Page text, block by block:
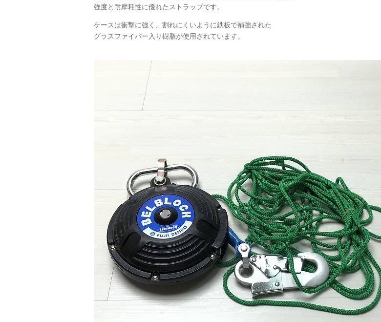
強度と耐摩耗性に優れたストラップです。
ケースは衝撃に強く、割れにくいように鉄板で補強された
グラスファイバー入り樹脂が使用されています。